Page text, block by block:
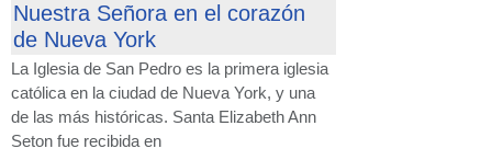
Nuestra Señora en el corazón
de Nueva York
La Iglesia de San Pedro es la primera iglesia
católica en la ciudad de Nueva York, y una
de las más históricas. Santa Elizabeth Ann
Seton fue recibida en